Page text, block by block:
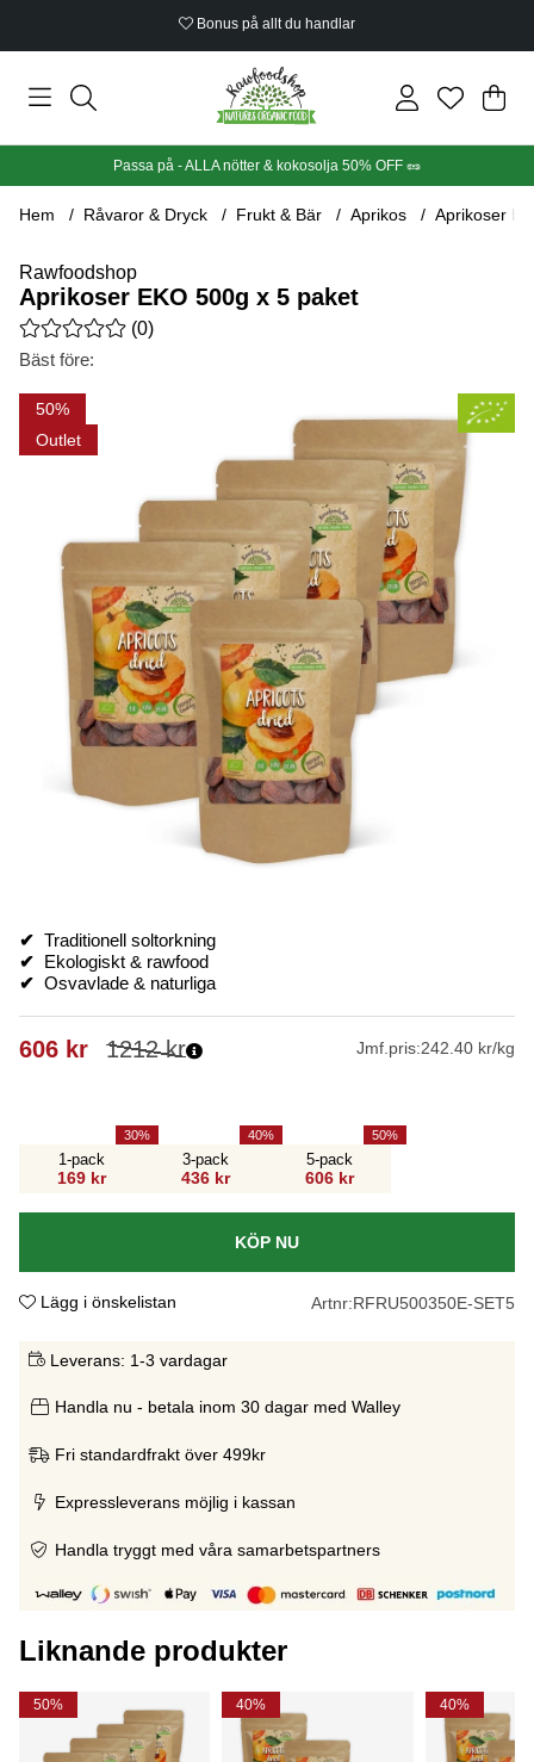
Bonus på allt du handlar
Din
.
Passa på - ALLA nötter & kokosolja 50% OFF 🥜
Hem Råvaror & Dryck Frukt & Bär Aprikos Aprikoser
Rawfoodshop
Aprikoser EKO 500g x 5 paket
Medelbetyg 0 av 5 Antal betyg 0
(0)
Bäst före:
50
Outlet
Produktbilder Aprikoser EKO 500g x 5 paket
✔ Traditionell soltorkning
✔
Ekologiskt & rawfood
✔ Osvavlade & naturliga
1212kr
606 kr Jmf.pris:242.40 kr/kg
1-pack
169 kr
30
3-pack
436 kr
40
5-pack
606 kr
50
KÖP NU
Lägg i önskelistan Artnr:RFRU500350E-SET5
Leverans: 1-3 vardagar
Handla nu - betala inom 30 dagar med Walley
Fri standardfrakt över 499kr
Expressleverans möjlig i kassan
Handla tryggt med våra samarbetspartners
Liknande produkter
50% 40% 40%